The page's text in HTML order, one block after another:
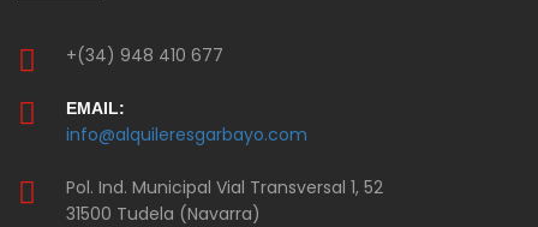
+(34) 948 410 677
EMAIL:
info@alquileresgarbayo.com
Pol. Ind. Municipal Vial Transversal 1, 52
31500 Tudela (Navarra)